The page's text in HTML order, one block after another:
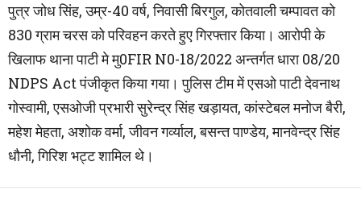
पुत्र जोध सिंह, उम्र-40 वर्ष, निवासी बिरगुल, कोतवाली चम्पावत को
830 ग्राम चरस को परिवहन करते हुए गिरफ्तार किया। आरोपी के
खिलाफ थाना पाटी मे मु0FIR N0-18/2022 अन्तर्गत धारा 08/20
NDPS Act पंजीकृत किया गया। पुलिस टीम में एसओ पाटी देवनाथ
गोस्वामी, एसओजी प्रभारी सुरेन्द्र सिंह खड़ायत, कांस्टेबल मनोज बैरी,
महेश मेहता, अशोक वर्मा, जीवन गर्व्याल, बसन्त पाण्डेय, मानवेन्द्र सिंह
धौनी, गिरिश भट्ट शामिल थे।